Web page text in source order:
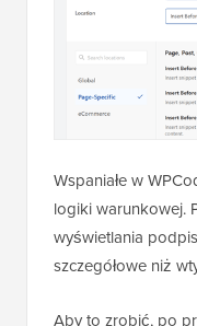
Wspaniałe w
logiki warunkowej.
wyświetlania